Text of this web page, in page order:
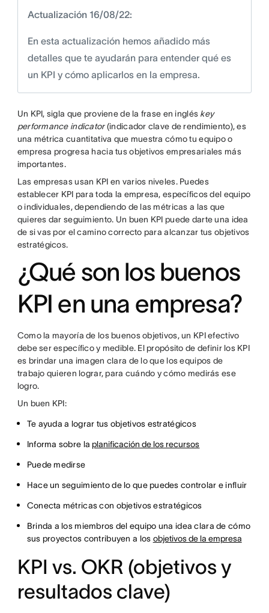
Actualización 16/08/22:
En esta actualización hemos añadido más
detalles que te ayudarán para entender qué es
un KPI y cómo aplicarlos en la empresa.
Un KPI, sigla que proviene de la frase en inglés key
performance indicator(indicador clave de rendimiento), es
una métrica cuantitativa que muestra cómo tu equipo o
empresa progresa hacia tus objetivos empresariales más
importantes.
Las empresas usan KPI en varios niveles. Puedes
establecer KPI para toda la empresa, específicos del equipo
o individuales, dependiendo de las métricas a las que
quieres dar seguimiento. Un buen KPI puede darte una idea
de si vas por el camino correcto para alcanzar tus objetivos
estratégicos.
¿Qué son los buenos
KPI en una empresa?
Como la mayoría de los buenos objetivos, un KPI efectivo
debe ser específico y medible. El propósito de definir los KPI
es brindar una imagen clara de lo que los equipos de
trabajo quieren lograr, para cuándo y cómo medirás ese
logro.
Un buen KPI:
Te ayuda a lograr tus objetivos estratégicos
Informa sobre laplanificación de los recursos
Puede medirse
Hace un seguimiento de lo que puedes controlar e influir
Conecta métricas con objetivos estratégicos
Brinda a los miembros del equipo una idea clara de cómo
sus proyectos contribuyen a los objetivos de la empresa
KPI vs. OKR (objetivos y
resultados clave)